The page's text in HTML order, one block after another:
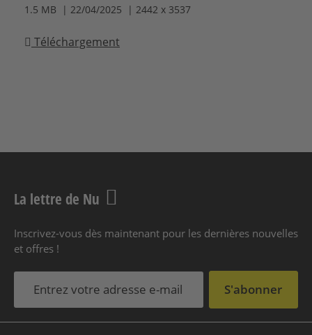
1.5 MB | 22/04/2025 | 2442 x 3537
Téléchargement
La lettre de Nu
Inscrivez-vous dès maintenant pour les dernières nouvelles
et offres !
S'abonner